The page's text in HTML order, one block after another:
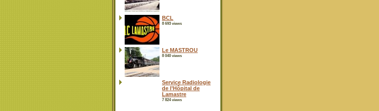
BCL
8 693 views
Le MASTROU
8 040 views
Service Radiologie
de l’Hôpital de
Lamastre
7 824 views